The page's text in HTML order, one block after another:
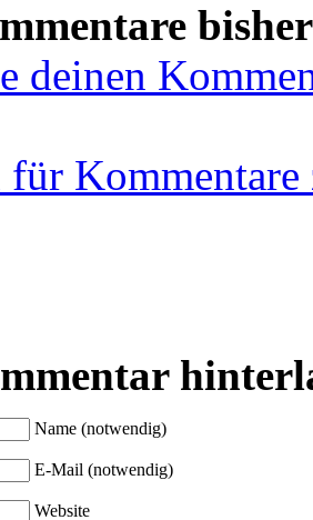
bisher
deinen
für
Name (notwendig)
E-Mail (notwendig)
Website